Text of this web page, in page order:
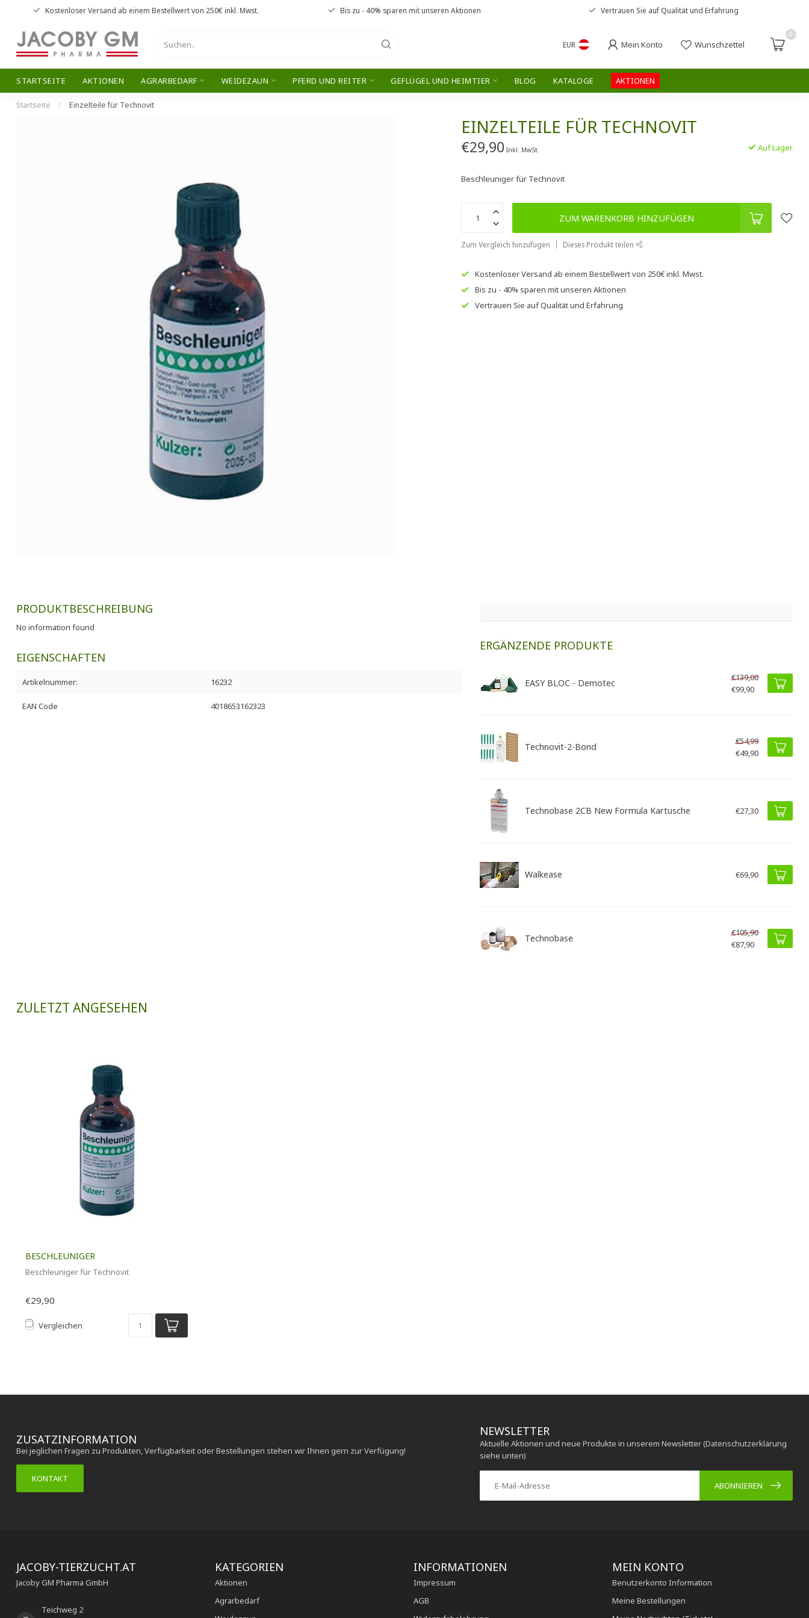
Kostenloser Versand ab einem Bestellwert von 250€ inkl. Mwst. Bis zu - 40% sparen mit unseren Aktionen Vertrauen Sie auf Qualität und Erfahrung
EUR Mein Konto Wunschzettel
0
STARTSEITE AKTIONEN AGRARBEDARF WEIDEZAUN PFERD UND REITER GEFLÜGEL UND HEIMTIER BLOG KATALOGE AKTIONEN
Startseite / Einzelteile für Technovit
EINZELTEILE FÜR TECHNOVIT
€29,90 Inkl. MwSt. Auf Lager
Beschleuniger für Technovit
ZUM WARENKORB HINZUFÜGEN
Zum Vergleich hinzufügen Dieses Produkt teilen
Kostenloser Versand ab einem Bestellwert von 250€inkl. Mwst.
Bis zu - 40% sparen mit unserenAktionen
Vertrauen Sie aufQualität und Erfahrung
PRODUKTBESCHREIBUNG
No information found
EIGENSCHAFTEN
Artikelnummer: 16232
EAN Code 4018653162323
ERGÄNZENDE PRODUKTE
EASY BLOC - Demotec
€139,00
€99,90
Technovit-2-Bond
€54,99
€49,90
Technobase 2CB New Formula Kartusche €27,30
Walkease €69,90
Technobase
€105,90
€87,90
ZULETZT ANGESEHEN
BESCHLEUNIGER
Beschleuniger für Technovit
€29,90
Vergleichen
ZUSATZINFORMATION
Bei jeglichen Fragen zu Produkten, Verfügbarkeit oder Bestellungen stehen wir Ihnen gern zur Verfügung!
KONTAKT
NEWSLETTER
Aktuelle Aktionen und neue Produkte in unserem Newsletter (Datenschutzerklärung
siehe unten)
ABONNIEREN
JACOBY-TIERZUCHT.AT
Jacoby GM Pharma GmbH
Teichweg 2
KATEGORIEN
Aktionen
Agrarbedarf
INFORMATIONEN
Impressum
AGB
MEIN KONTO
Benutzerkonto Information
Meine Bestellungen